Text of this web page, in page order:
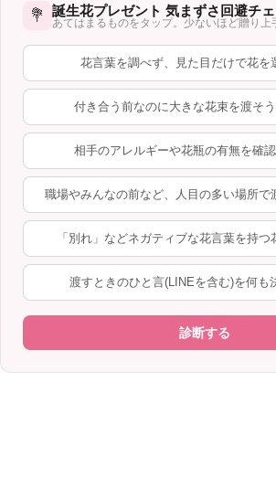
💐 誕生花プレゼント 気まずさ回避チ
あてはまるものをタップ。少ないほど贈り上
花言葉を調べず、見た目だけで花を
付き合う前なのに大きな花束を渡そ
相手のアレルギーや花瓶の有無を確
職場やみんなの前など、人目の多い場所で
「別れ」などネガティブな花言葉を持つ
渡すときのひと言(LINEを含む)を何も
診断する